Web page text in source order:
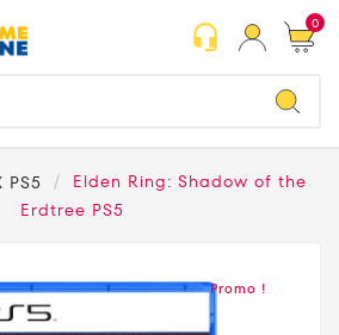
headset_mic 0
PS5
Elden Ring: Shadow of the
Erdtree PS5
Promo !